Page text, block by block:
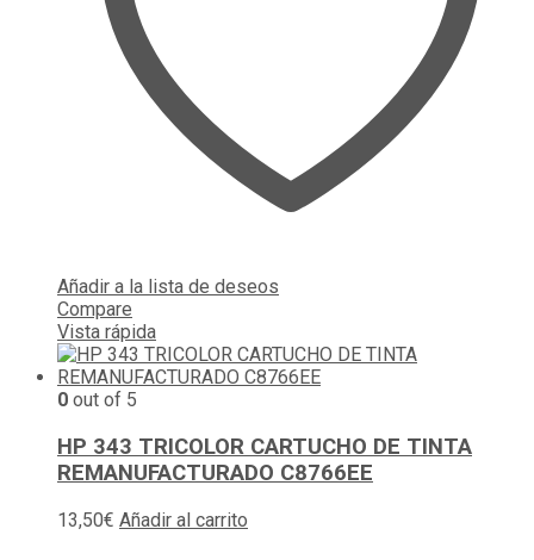
Añadir a la lista de deseos
Compare
Vista rápida
0 out of 5
HP 343 TRICOLOR CARTUCHO DE TINTA
REMANUFACTURADO C8766EE
13,50€ Añadir al carrito